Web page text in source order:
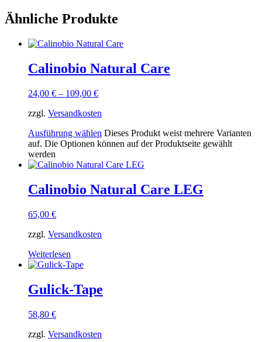
Ähnliche Produkte
Calinobio Natural Care
24,00 € – 109,00 €
zzgl. Versandkosten
Ausführung wählen Dieses Produkt weist mehrere Varianten
auf. Die Optionen können auf der Produktseite gewählt
werden
Calinobio Natural Care LEG
65,00 €
zzgl. Versandkosten
Weiterlesen
Gulick-Tape
58,80 €
zzgl. Versandkosten